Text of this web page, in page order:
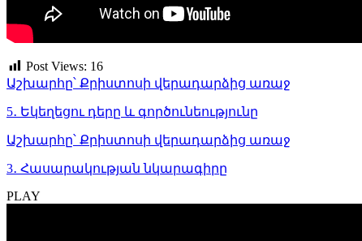
Post Views: 16
Աշխարհը՝ Քրիստոսի վերադարձից առաջ
5․ Եկեղեցու դերը և գործունեությունը
Աշխարհը՝ Քրիստոսի վերադարձից առաջ
3․ Հասարակության նկարագիրը
PLAY